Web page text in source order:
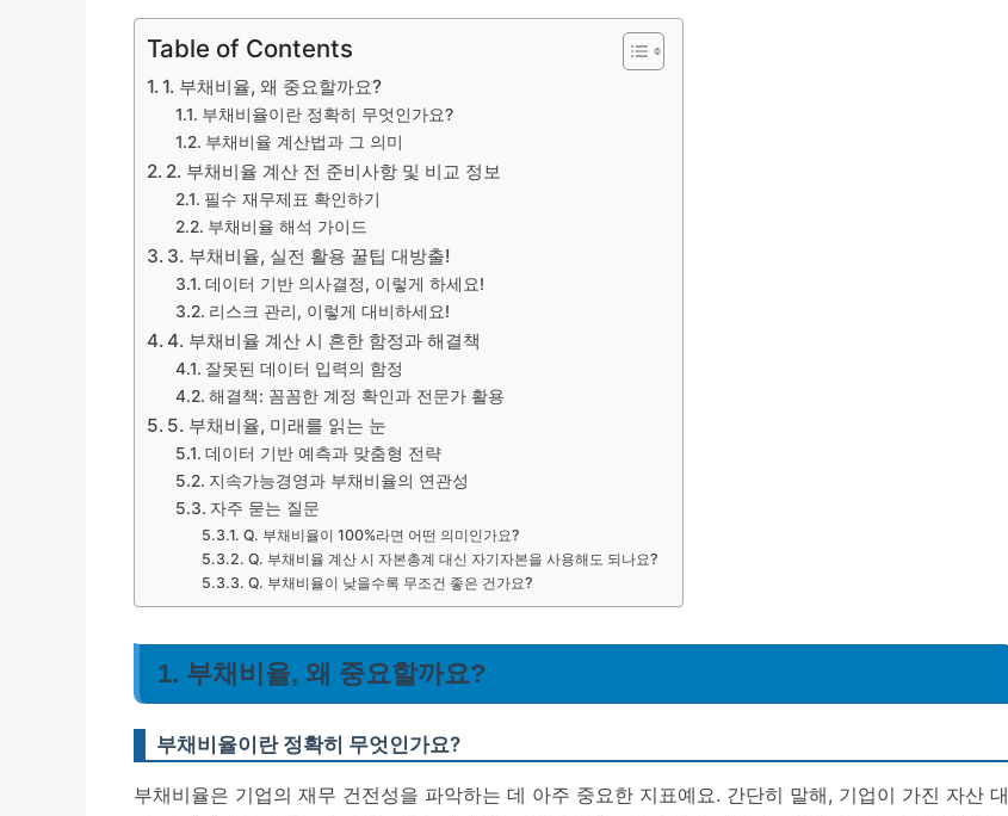
Table of Contents
1. 부채비율, 왜 중요할까요?
부채비율이란 정확히 무엇인가요?
부채비율 계산법과 그 의미
2. 부채비율 계산 전 준비사항 및 비교 정보
필수 재무제표 확인하기
부채비율 해석 가이드
3. 부채비율, 실전 활용 꿀팁 대방출!
데이터 기반 의사결정, 이렇게 하세요!
리스크 관리, 이렇게 대비하세요!
4. 부채비율 계산 시 흔한 함정과 해결책
잘못된 데이터 입력의 함정
해결책: 꼼꼼한 계정 확인과 전문가 활용
5. 부채비율, 미래를 읽는 눈
데이터 기반 예측과 맞춤형 전략
지속가능경영과 부채비율의 연관성
자주 묻는 질문
Q. 부채비율이 100%라면 어떤 의미인가요?
Q. 부채비율 계산 시 자본총계 대신 자기자본을 사용해도 되나요?
Q. 부채비율이 낮을수록 무조건 좋은 건가요?
1. 부채비율, 왜 중요할까요?
부채비율이란 정확히 무엇인가요?
부채비율은 기업의 재무 건전성을 파악하는 데 아주 중요한 지표예요. 간단히 말해, 기업이 가진 자산 대